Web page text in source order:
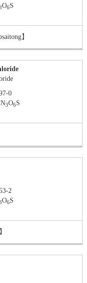
O6S
】
0
3O6S
2
O6S